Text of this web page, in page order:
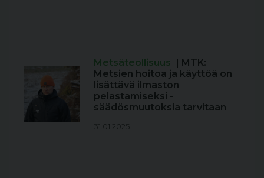
Metsäteollisuus
| MTK:
Metsien hoitoa ja käyttöä on
lisättävä ilmaston
pelastamiseksi -
säädösmuutoksia tarvitaan
31.01.2025